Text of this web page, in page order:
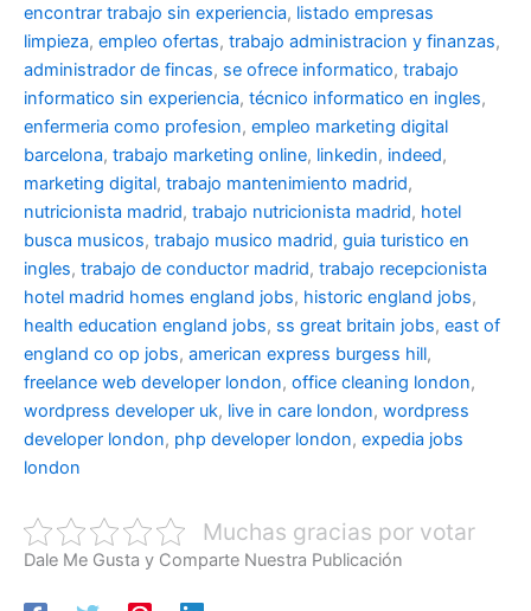
encontrar trabajo sin experiencia, listado empresas
limpieza, empleo ofertas, trabajo administracion y finanzas,
administrador de fincas, se ofrece informatico, trabajo
informatico sin experiencia, técnico informatico en ingles,
enfermeria como profesion, empleo marketing digital
barcelona, trabajo marketing online, linkedin, indeed,
marketing digital, trabajo mantenimiento madrid,
nutricionista madrid, trabajo nutricionista madrid, hotel
busca musicos, trabajo musico madrid, guia turistico en
ingles, trabajo de conductor madrid, trabajo recepcionista
hotel madrid homes england jobs, historic england jobs,
health education england jobs, ss great britain jobs, east of
england co op jobs, american express burgess hill,
freelance web developer london, office cleaning london,
wordpress developer uk, live in care london, wordpress
developer london, php developer london, expedia jobs
london
Muchas gracias por votar
Dale Me Gusta y Comparte Nuestra Publicación